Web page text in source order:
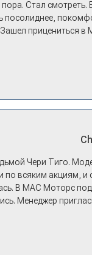
Стал смотреть.
посолиднее,
Зашел прицениться
скажешь, что
Спортэйдж
Чери Тиго.
по всяким акциям, и
В МАС Моторс
Менеджер
недалеко, пришли
Неожиданно, но